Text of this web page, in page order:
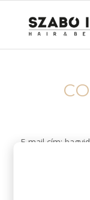
E-mail cím: